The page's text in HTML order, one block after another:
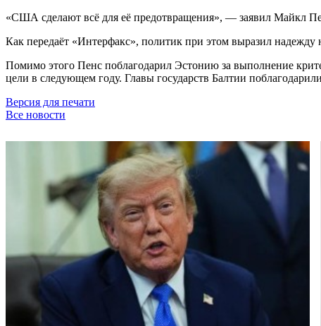
«США сделают всё для её предотвращения», — заявил Майкл
Как передаёт «Интерфакс», политик при этом выразил
Помимо этого Пенс поблагодарил Эстонию за выполнение
цели в следующем году. Главы государств Балтии
Версия для печати
Все новости